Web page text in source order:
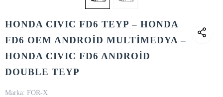
HONDA CIVIC FD6 TEYP – HONDA
FD6 OEM ANDROİD MULTİMEDYA –
HONDA CIVIC FD6 ANDROİD
DOUBLE TEYP
Marka: FOR-X